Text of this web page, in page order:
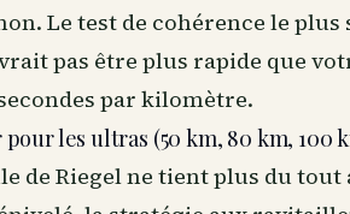
Le test de cohérence le
pas être plus rapide que
par kilomètre.
les ultras (50 km, 80 km, 100
de Riegel ne tient plus du